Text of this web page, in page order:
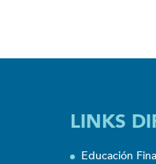
LINKS
Educación